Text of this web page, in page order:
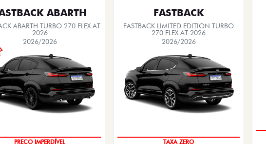
ABARTH
ABARTH TURBO 270 FLEX AT
2026
2026/2026
FASTBACK
FASTBACK LIMITED EDITION TURBO
270 FLEX AT 2026
2026/2026
PREÇO IMPERDÍVEL